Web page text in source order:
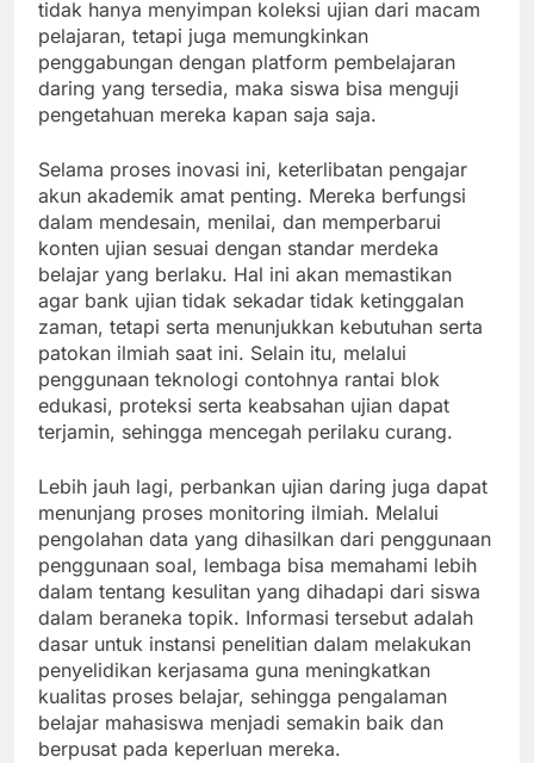
tidak hanya menyimpan koleksi ujian dari macam
pelajaran, tetapi juga memungkinkan
penggabungan dengan platform pembelajaran
daring yang tersedia, maka siswa bisa menguji
pengetahuan mereka kapan saja saja.
Selama proses inovasi ini, keterlibatan pengajar
akun akademik amat penting. Mereka berfungsi
dalam mendesain, menilai, dan memperbarui
konten ujian sesuai dengan standar merdeka
belajar yang berlaku. Hal ini akan memastikan
agar bank ujian tidak sekadar tidak ketinggalan
zaman, tetapi serta menunjukkan kebutuhan serta
patokan ilmiah saat ini. Selain itu, melalui
penggunaan teknologi contohnya rantai blok
edukasi, proteksi serta keabsahan ujian dapat
terjamin, sehingga mencegah perilaku curang.
Lebih jauh lagi, perbankan ujian daring juga dapat
menunjang proses monitoring ilmiah. Melalui
pengolahan data yang dihasilkan dari penggunaan
penggunaan soal, lembaga bisa memahami lebih
dalam tentang kesulitan yang dihadapi dari siswa
dalam beraneka topik. Informasi tersebut adalah
dasar untuk instansi penelitian dalam melakukan
penyelidikan kerjasama guna meningkatkan
kualitas proses belajar, sehingga pengalaman
belajar mahasiswa menjadi semakin baik dan
berpusat pada keperluan mereka.